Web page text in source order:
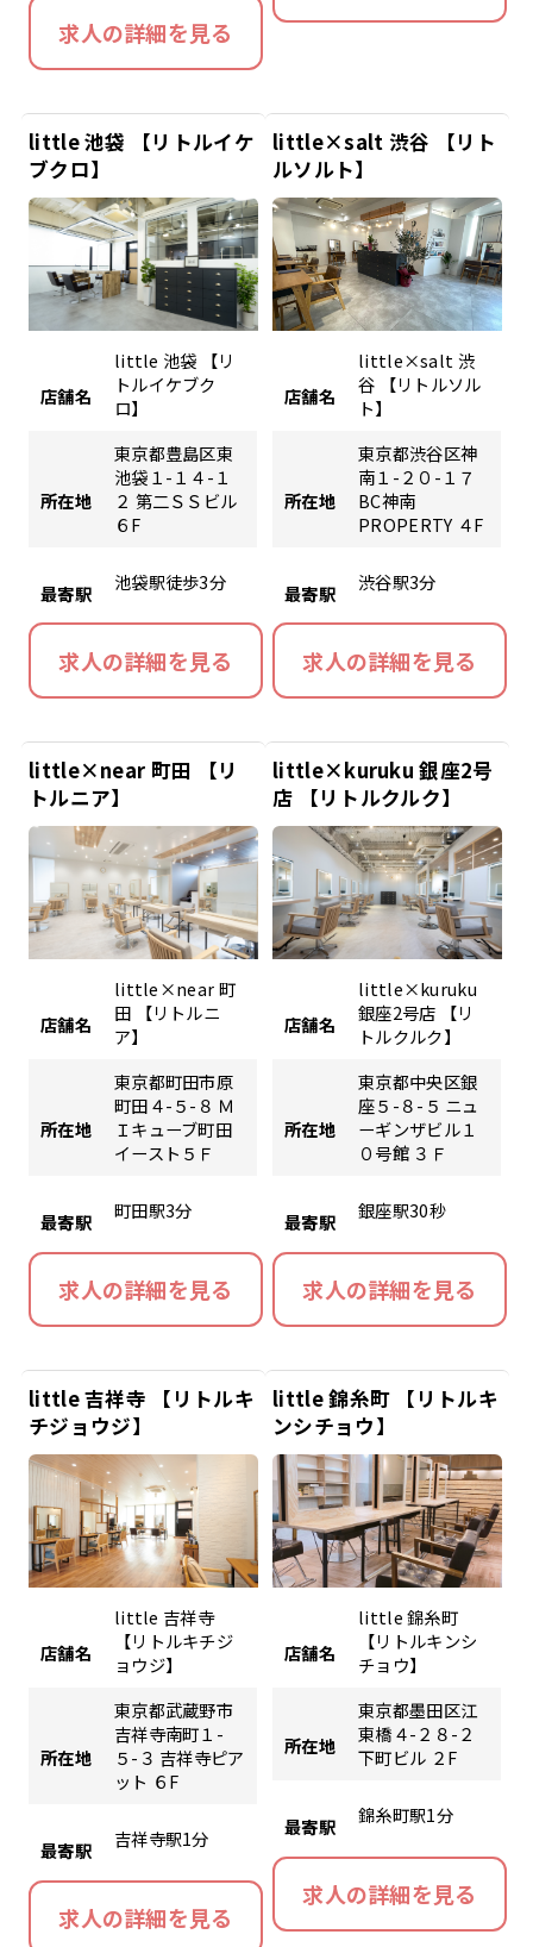
求人の詳細を見る
little 池袋 【リトルイケ
ブクロ】
店舗名
little 池袋 【リ
トルイケブク
ロ】
所在地
東京都豊島区東
池袋１-１４-１
２ 第二ＳＳビル
６F
最寄駅 池袋駅徒歩3分
求人の詳細を見る
little×salt 渋谷 【リト
ルソルト】
店舗名
little×salt 渋
谷 【リトルソル
ト】
所在地
東京都渋谷区神
南１-２０-１７
BC神南
PROPERTY ４F
最寄駅 渋谷駅3分
求人の詳細を見る
little×near 町田 【リ
トルニア】
店舗名
little×near 町
田 【リトルニ
ア】
所在地
東京都町田市原
町田４-５-８ Ｍ
Ｉキューブ町田
イースト５Ｆ
最寄駅 町田駅3分
求人の詳細を見る
little×kuruku 銀座2号
店 【リトルクルク】
店舗名
little×kuruku
銀座2号店 【リ
トルクルク】
所在地
東京都中央区銀
座５-８-５ ニュ
ーギンザビル１
０号館 ３Ｆ
最寄駅 銀座駅30秒
求人の詳細を見る
little 吉祥寺 【リトルキ
チジョウジ】
店舗名
little 吉祥寺
【リトルキチジ
ョウジ】
所在地
東京都武蔵野市
吉祥寺南町１-
５-３ 吉祥寺ピア
ット ６F
最寄駅 吉祥寺駅1分
求人の詳細を見る
little 錦糸町 【リトルキ
ンシチョウ】
店舗名
little 錦糸町
【リトルキンシ
チョウ】
所在地
東京都墨田区江
東橋４-２８-２
下町ビル ２F
最寄駅 錦糸町駅1分
求人の詳細を見る